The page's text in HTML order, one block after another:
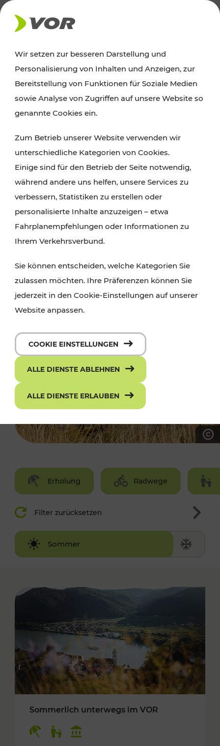
AKTUELLES
Ausflugstipps
Wien, Niederösterreich und das Burgenland
Wanderungen, Kultur und Gastronomie,
Radtouren oder purer Naturgenuss – viele
Attraktionen sind mit den Ticket- und Fahrplan-
Angeboten des VOR gut und schnell erreichbar.
Erholung Radwege
Filter zurücksetzen
Sommer
Winter
Sommerlich unterwegs im VOR
Wir setzen zur besseren Darstellung und
Personalisierung von Inhalten und Anzeigen, zur
Bereitstellung von Funktionen für Soziale Medien
sowie Analyse von Zugriffen auf unsere Website so
genannte Cookies ein.
Zum Betrieb unserer Website verwenden wir
unterschiedliche Kategorien von Cookies.
Einige sind für den Betrieb der Seite notwendig,
während andere uns helfen, unsere Services zu
verbessern, Statistiken zu erstellen oder
personalisierte Inhalte anzuzeigen – etwa
Fahrplanempfehlungen oder Informationen zu
Ihrem Verkehrsverbund.
Sie können entscheiden, welche Kategorien Sie
zulassen möchten. Ihre Präferenzen können Sie
jederzeit in den Cookie-Einstellungen auf unserer
Website anpassen.
COOKIE EINSTELLUNGEN
ALLE DIENSTE ABLEHNEN
ALLE DIENSTE ERLAUBEN